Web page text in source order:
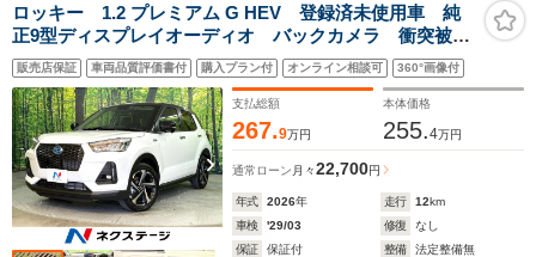
ロッキー 1.2 プレミアム G HEV 登録済未使用車 純
正9型ディスプレイオーディオ バックカメラ 衝突被害
軽減システム レーダークルーズ ハーフレザーシー
ト コーナーセンサー スマートキー LEDヘッド 純
正16インチアルミ
販売店保証 車両品質評価書付 購入プラン付 オンライン相談可 360°画像付
支払総額
267.9万円
本体価格
255.4万円
通常ローン 月々22,700円
年式 2026年 走行 12km
車検
'29/03 修復
なし
保証
保証付 整備
法定整備無